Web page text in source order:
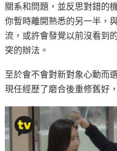
關系和問題，並反思對錯的
你暫時離開熟悉的另一半，
流，或許會發覺以前沒看到
突的辦法。
至於會不會對新對象心動而
現任經歷了磨合後重修舊好